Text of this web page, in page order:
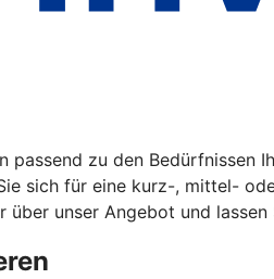
zu den
sich für eine kurz-, mittel-
unser Angebot und